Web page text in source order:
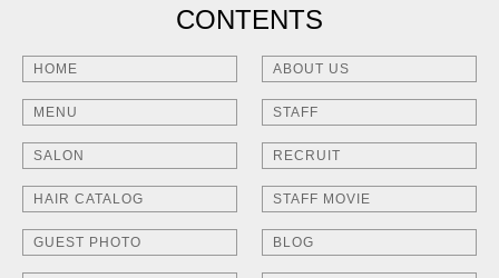
CONTENTS
HOME ABOUT US
MENU STAFF
SALON RECRUIT
HAIR CATALOG STAFF MOVIE
GUEST PHOTO BLOG